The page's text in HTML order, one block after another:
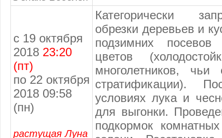
с 19 октября
2018 23:20
(пт)
по 22 октября
2018 09:58
(пн)
растущая Луна
Категорически
обрезки деревьев и
подзимних
цветов
многолетников,
стратификации).
условиях лука и
для выгонки.
подкормок